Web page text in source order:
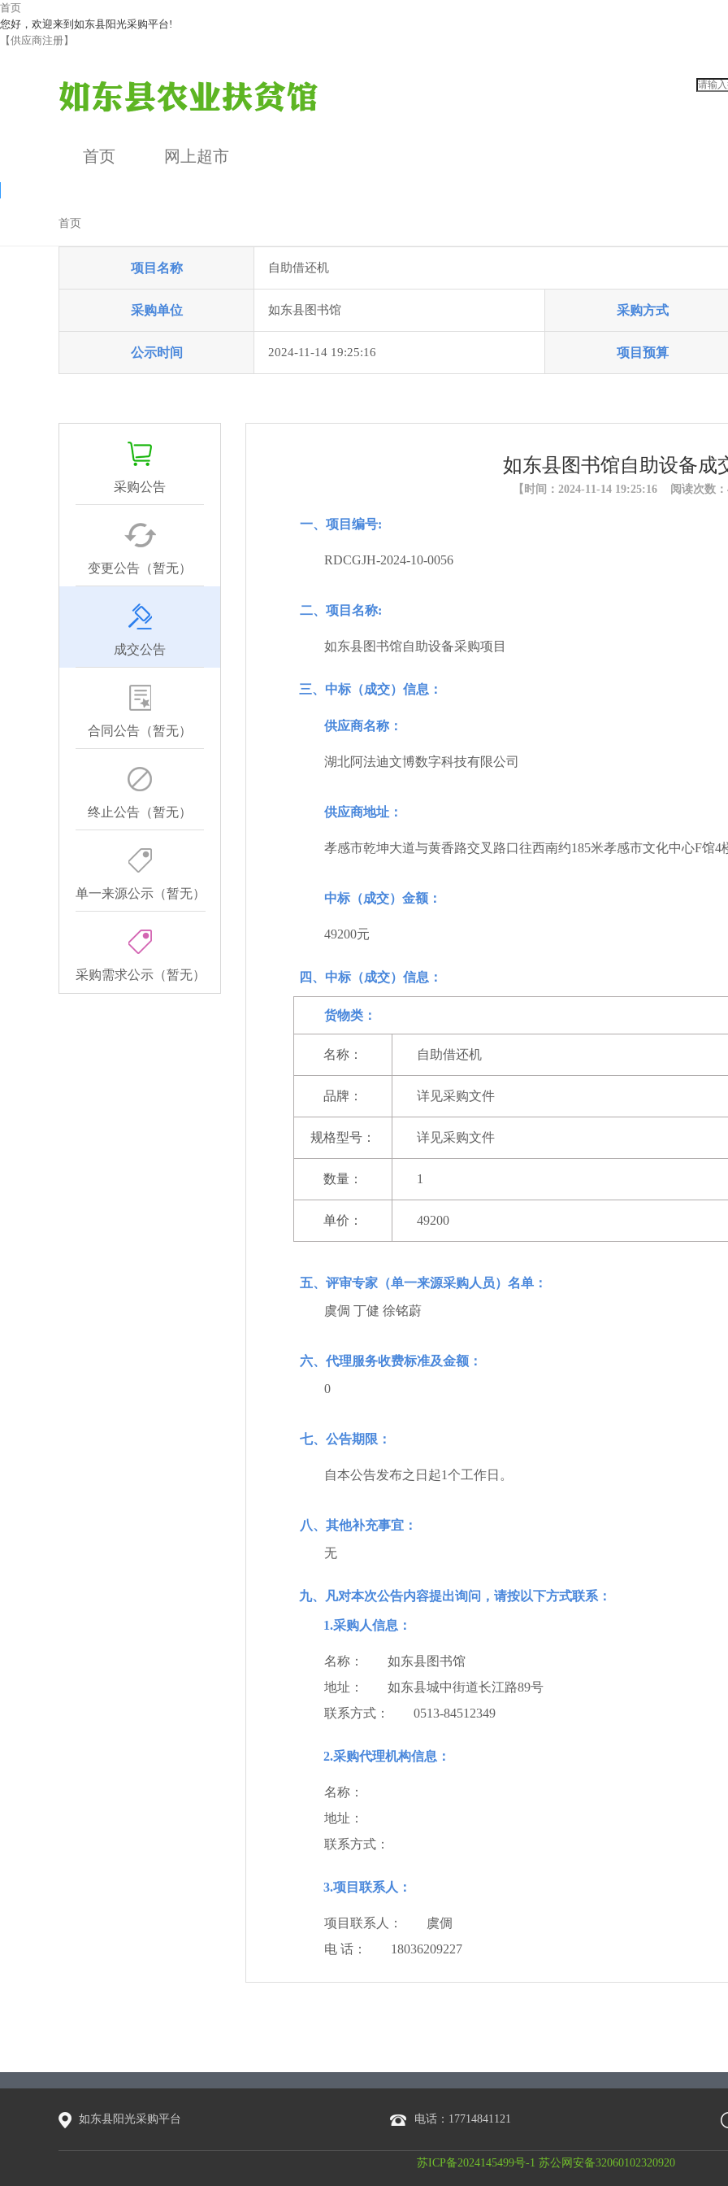
首页
您好，欢迎来到如东县阳光采购平台!
【供应商注册】
首页 网上超市
首页
公告详情
项目名称 自助借还机
采购单位 如东县图书馆 采购方式
公示时间 2024-11-14 19:25:16 项目预算
采购公告
变更公告（暂无）
成交公告
合同公告（暂无）
终止公告（暂无）
单一来源公示（暂无）
采购需求公示（暂无）
如东县图书馆自助设备成
【时间：2024-11-14 19:25:16 阅读次数：
一、项目编号:
RDCGJH-2024-10-0056
二、项目名称:
如东县图书馆自助设备采购项目
三、中标（成交）信息：
供应商名称：
湖北阿法迪文博数字科技有限公司
供应商地址：
孝感市乾坤大道与黄香路交叉路口往西南约185米孝感市文化中心F馆4
中标（成交）金额：
49200元
四、中标（成交）信息：
货物类：
名称： 自助借还机
品牌： 详见采购文件
规格型号： 详见采购文件
数量： 1
单价： 49200
五、评审专家（单一来源采购人员）名单：
虞倜 丁健 徐铭蔚
六、代理服务收费标准及金额：
0
七、公告期限：
自本公告发布之日起1个工作日。
八、其他补充事宜：
无
九、凡对本次公告内容提出询问，请按以下方式联系：
1.采购人信息：
名称：
如东县图书馆
地址：
如东县城中街道长江路89号
联系方式：
0513-84512349
2.采购代理机构信息：
名称：
地址：
联系方式：
3.项目联系人：
项目联系人：
虞倜
电 话：
18036209227
如东县阳光采购平台 电话：17714841121
苏ICP备2024145499号-1 苏公网安备32060102320920